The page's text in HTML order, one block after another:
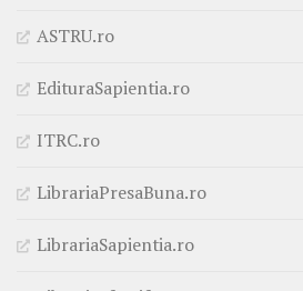
ASTRU.ro
EdituraSapientia.ro
ITRC.ro
LibrariaPresaBuna.ro
LibrariaSapientia.ro